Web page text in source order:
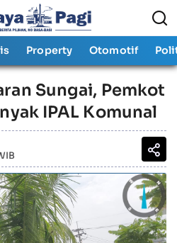
Property Otomotif
Sungai, Pemkot
IPAL Komunal